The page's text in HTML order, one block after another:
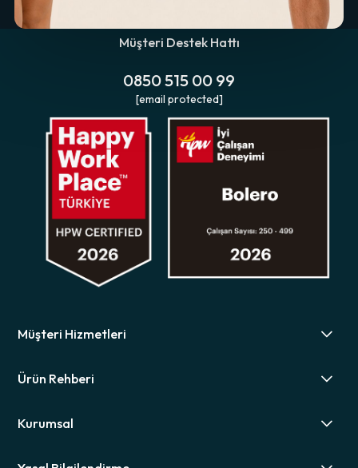
Müşteri Destek Hattı
0850 515 00 99
[email protected]
Müşteri Hizmetleri
Ürün Rehberi
Kurumsal